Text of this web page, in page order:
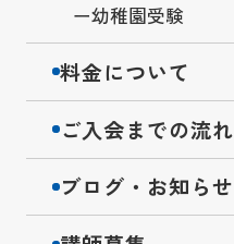
幼稚園受験
料金について
ご入会までの流れ
ブログ・お知らせ